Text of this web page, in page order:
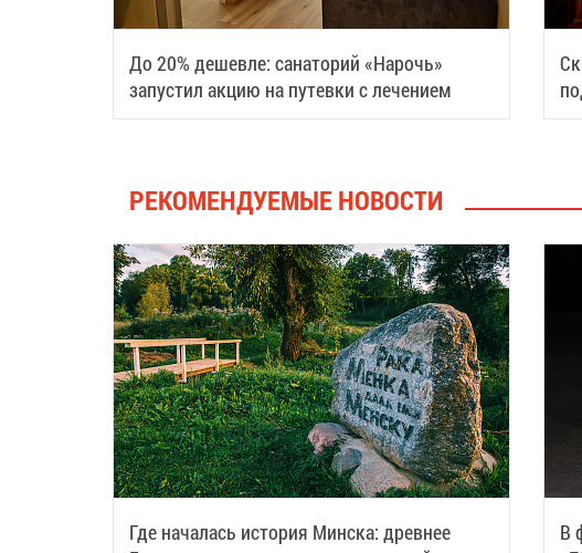
До 20% дешевле: санаторий «Нарочь»
запустил акцию на путевки с лечением
РЕКОМЕНДУЕМЫЕ НОВОСТИ
Где началась история Минска: древнее
В